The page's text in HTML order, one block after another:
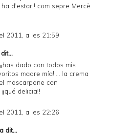
d'estar!! com sepre Mercè
2011, a les 21:59
dado con todos mis
madre mía!!... la crema
mascarpone con
delicia!!
2011, a les 22:26
dit...